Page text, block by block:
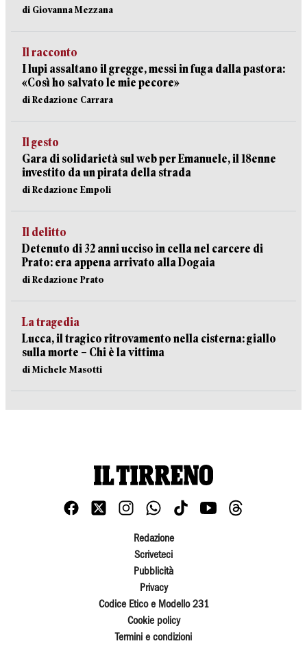
di Giovanna Mezzana
Il racconto
I lupi assaltano il gregge, messi in fuga dalla pastora:
«Così ho salvato le mie pecore»
di Redazione Carrara
Il gesto
Gara di solidarietà sul web per Emanuele, il 18enne
investito da un pirata della strada
di Redazione Empoli
Il delitto
Detenuto di 32 anni ucciso in cella nel carcere di
Prato: era appena arrivato alla Dogaia
di Redazione Prato
La tragedia
Lucca, il tragico ritrovamento nella cisterna: giallo
sulla morte – Chi è la vittima
di Michele Masotti
Redazione
Scriveteci
Pubblicità
Privacy
Codice Etico e Modello 231
Cookie policy
Termini e condizioni